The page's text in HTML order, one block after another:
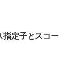
指定子とスコー